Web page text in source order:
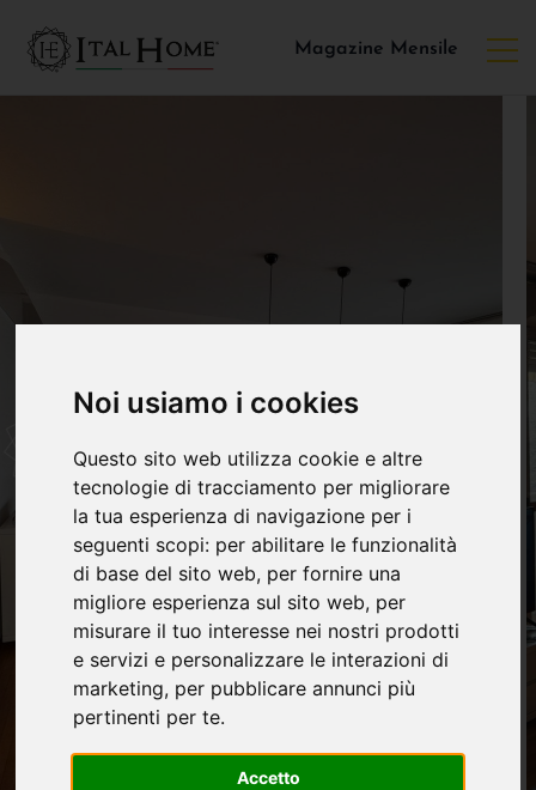
Noi usiamo i cookies
Questo sito web utilizza cookie e altre
tecnologie di tracciamento per migliorare
la tua esperienza di navigazione per i
seguenti scopi: per abilitare le funzionalità
di base del sito web, per fornire una
migliore esperienza sul sito web, per
misurare il tuo interesse nei nostri prodotti
e servizi e personalizzare le interazioni di
marketing, per pubblicare annunci più
pertinenti per te.
Accetto
Magazine Mensile